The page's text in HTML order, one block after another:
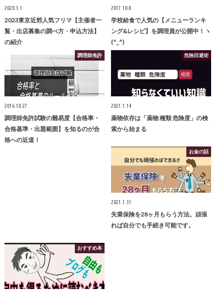
2020.3.1
2023東京近郊人気フリマ【主催者一
覧・出店募集の調べ方・申込方法】
の紹介
2017.10.8
学校給食で人気の【メニューランキ
ング&レシピ】を調理員が公開中！ヽ
(^_^)
調理師免許
2016.10.27
調理師免許試験の難易度【合格率・
合格基準・出題範囲】を知るのが合
格への近道！
危険回避術
2021.1.14
薬物依存は「薬物 種類 危険度」の検
索から始まる
お金の話
2021.1.31
失業保険を28ヶ月もらう方法。頑張
れば自分でも手続き可能です。
おすすめ本